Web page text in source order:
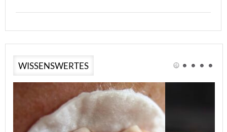
WISSENSWERTES